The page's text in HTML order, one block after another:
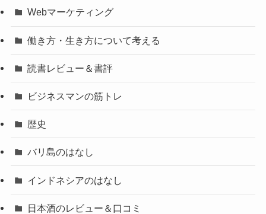
Webマーケティング
働き方・生き方について考える
読書レビュー＆書評
ビジネスマンの筋トレ
歴史
バリ島のはなし
インドネシアのはなし
日本酒のレビュー＆口コミ